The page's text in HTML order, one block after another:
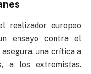
realizador europeo
ensayo contra el
asegura, una crítica a
a los extremistas.